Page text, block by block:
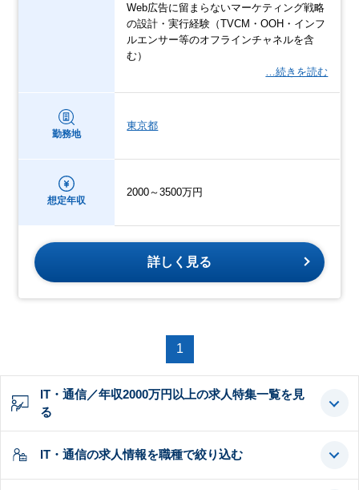
Web広告に留まらないマーケティング戦略
の設計・実行経験（TVCM・OOH・インフ
ルエンサー等のオフラインチャネルを含
む）
…続きを読む
勤務地
東京都
想定年収
2000～3500万円
詳しく見る
1
IT・通信／年収2000万円以上の求人特集一覧を見
る
IT・通信の求人情報を職種で絞り込む